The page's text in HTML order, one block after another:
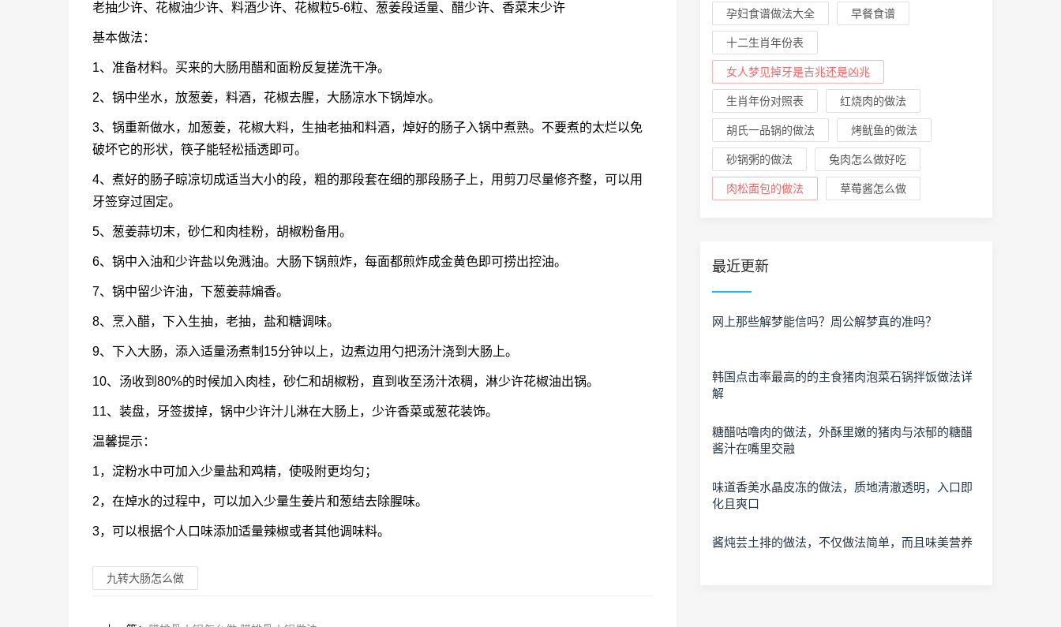
老抽少许、花椒油少许、料酒少许、花椒粒5-6粒、葱姜段适量、醋少许、香菜末少许
基本做法：
1、准备材料。买来的大肠用醋和面粉反复搓洗干净。
2、锅中坐水，放葱姜，料酒，花椒去腥，大肠凉水下锅焯水。
3、锅重新做水，加葱姜，花椒大料，生抽老抽和料酒，焯好的肠子入锅中煮熟。不要煮的太烂以免
破坏它的形状，筷子能轻松插透即可。
4、煮好的肠子晾凉切成适当大小的段，粗的那段套在细的那段肠子上，用剪刀尽量修齐整，可以用
牙签穿过固定。
5、葱姜蒜切末，砂仁和肉桂粉，胡椒粉备用。
6、锅中入油和少许盐以免溅油。大肠下锅煎炸，每面都煎炸成金黄色即可捞出控油。
7、锅中留少许油，下葱姜蒜煸香。
8、烹入醋，下入生抽，老抽，盐和糖调味。
9、下入大肠，添入适量汤煮制15分钟以上，边煮边用勺把汤汁浇到大肠上。
10、汤收到80%的时候加入肉桂，砂仁和胡椒粉，直到收至汤汁浓稠，淋少许花椒油出锅。
11、装盘，牙签拔掉，锅中少许汁儿淋在大肠上，少许香菜或葱花装饰。
温馨提示：
1，淀粉水中可加入少量盐和鸡精，使吸附更均匀；
2，在焯水的过程中，可以加入少量生姜片和葱结去除腥味。
3，可以根据个人口味添加适量辣椒或者其他调味料。
九转大肠怎么做
孕妇食谱做法大全 早餐食谱
十二生肖年份表
女人梦见掉牙是吉兆还是凶兆
生肖年份对照表 红烧肉的做法
胡氏一品锅的做法 烤鱿鱼的做法
砂锅粥的做法 兔肉怎么做好吃
肉松面包的做法 草莓酱怎么做
最近更新
网上那些解梦能信吗？周公解梦真的准吗？
韩国点击率最高的的主食猪肉泡菜石锅拌饭做法详
解
糖醋咕噜肉的做法，外酥里嫩的猪肉与浓郁的糖醋
酱汁在嘴里交融
味道香美水晶皮冻的做法，质地清澈透明，入口即
化且爽口
酱炖芸土排的做法，不仅做法简单，而且味美营养